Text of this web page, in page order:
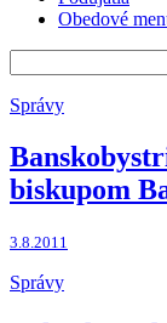
Obedové
Správy
biskupom
3.8.2011
Správy